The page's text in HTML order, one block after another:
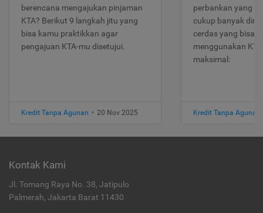
berencana mengajukan pinjaman
KTA? Berikut 9 langkah jitu yang
bisa kamu praktikkan agar
pengajuan KTA-mu disetujui.
Kredit Tanpa Agunan • 20 Nov 2025
perbankan yang
cukup banyak
cerdas yang bisa
menggunakan
maksimal:
Kredit Tanpa Agunan
Kontak Kami
Jl. Tomang Raya No. 38, Jatipulo
Palmerah, Jakarta Barat 11430